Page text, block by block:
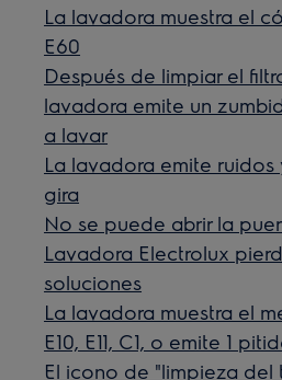
La lavadora muestra el
E60
Después de limpiar el
lavadora emite un
a lavar
La lavadora emite ruidos
gira
No se puede abrir la
Lavadora Electrolux
soluciones
La lavadora muestra el
E10, E11, C1, o emite 1
El icono de "limpieza